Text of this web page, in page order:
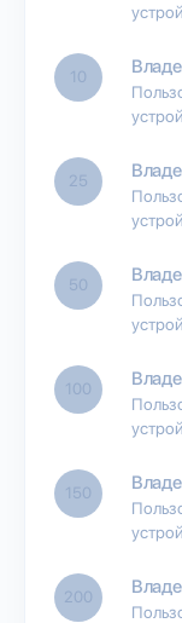
10
25
50
100
150
200